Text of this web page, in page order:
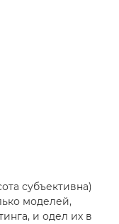
субъективна)
моделей,
и одел их в